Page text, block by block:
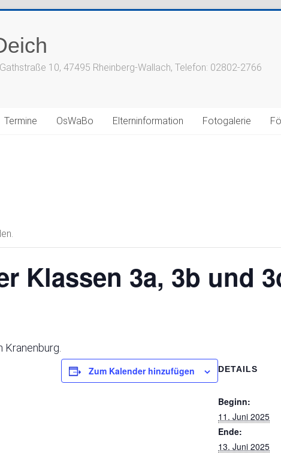
10, 47495 Rheinberg-Wallach, Telefon: 02802-2766
Termine OsWaBo Elterninformation Fotogalerie
Klassen 3a, 3b und
Zum Kalender hinzufügen DETAILS
Beginn:
11. Juni 2025
Ende:
13. Juni 2025